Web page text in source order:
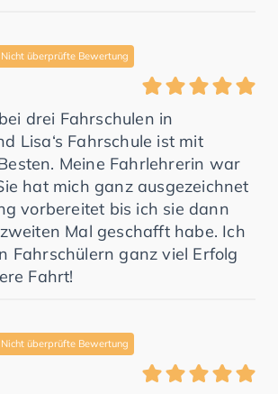
Nicht überprüfte Bewertung
drei Fahrschulen in
Lisa‘s Fahrschule ist mit
Meine Fahrlehrerin war
hat mich ganz ausgezeichnet
vorbereitet bis ich sie dann
Mal geschafft habe. Ich
Fahrschülern ganz viel Erfolg
Fahrt!
Nicht überprüfte Bewertung